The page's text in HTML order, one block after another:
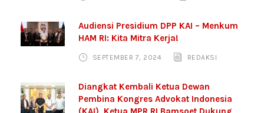
Audiensi Presidium DPP KAI – Menkum
HAM RI: Kita Mitra Kerja!
SEPTEMBER 7, 2024 REDAKSI
Diangkat Kembali Ketua Dewan
Pembina Kongres Advokat Indonesia